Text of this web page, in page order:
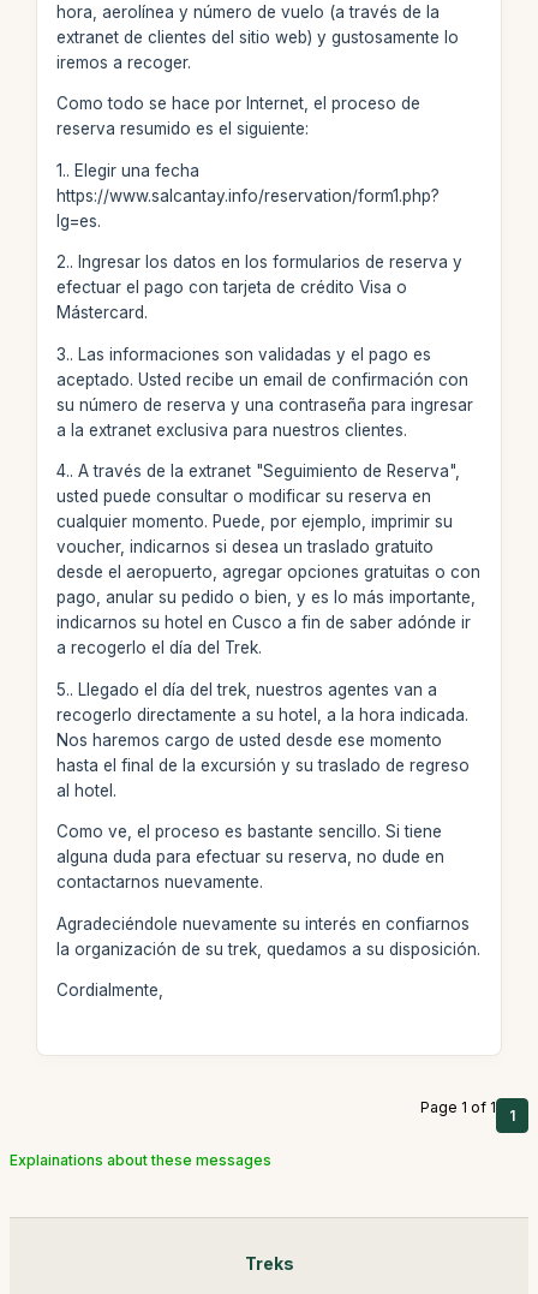
hora, aerolínea y número de vuelo (a través de la
extranet de clientes del sitio web) y gustosamente lo
iremos a recoger.
Como todo se hace por Internet, el proceso de
reserva resumido es el siguiente:
1.. Elegir una fecha
https://www.salcantay.info/reservation/form1.php?
lg=es.
2.. Ingresar los datos en los formularios de reserva y
efectuar el pago con tarjeta de crédito Visa o
Mástercard.
3.. Las informaciones son validadas y el pago es
aceptado. Usted recibe un email de confirmación con
su número de reserva y una contraseña para ingresar
a la extranet exclusiva para nuestros clientes.
4.. A través de la extranet "Seguimiento de Reserva",
usted puede consultar o modificar su reserva en
cualquier momento. Puede, por ejemplo, imprimir su
voucher, indicarnos si desea un traslado gratuito
desde el aeropuerto, agregar opciones gratuitas o con
pago, anular su pedido o bien, y es lo más importante,
indicarnos su hotel en Cusco a fin de saber adónde ir
a recogerlo el día del Trek.
5.. Llegado el día del trek, nuestros agentes van a
recogerlo directamente a su hotel, a la hora indicada.
Nos haremos cargo de usted desde ese momento
hasta el final de la excursión y su traslado de regreso
al hotel.
Como ve, el proceso es bastante sencillo. Si tiene
alguna duda para efectuar su reserva, no dude en
contactarnos nuevamente.
Agradeciéndole nuevamente su interés en confiarnos
la organización de su trek, quedamos a su disposición.
Cordialmente,
Page 1 of 1 1
Explainations about these messages
Treks